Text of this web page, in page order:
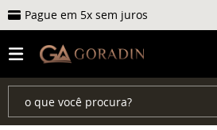
Pague em 5x sem juros